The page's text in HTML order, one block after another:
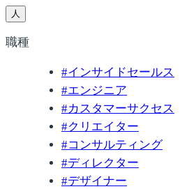
人
職種
#インサイドセールス
#エンジニア
#カスタマーサクセス
#クリエイター
#コンサルティング
#ディレクター
#デザイナー